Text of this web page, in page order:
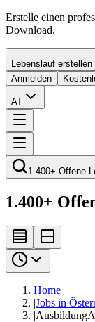
Erstelle einen
Download.
Lebenslauf erstellen
Anmelden
AT
1.400+ Offene
1.400+
Home
|Jobs in
|Ausbildung